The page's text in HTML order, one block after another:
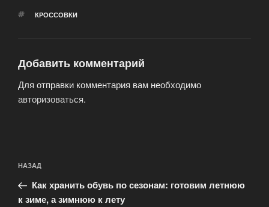
МЕТКИ
КРОССОВКИ
Добавить комментарий
Для отправки комментария вам необходимо
авторизоваться.
по
записям
Предыдущая
запись:
НАЗАД
Как хранить обувь по сезонам: готовим летнюю
к зиме, а зимнюю к лету